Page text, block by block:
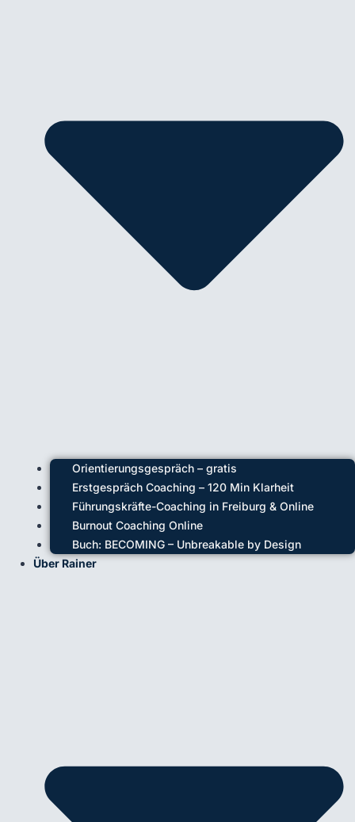
Orientierungsgespräch – gratis
Erstgespräch Coaching – 120 Min Klarheit
Führungskräfte-Coaching in Freiburg & Online
Burnout Coaching Online
Buch: BECOMING – Unbreakable by Design
Über Rainer